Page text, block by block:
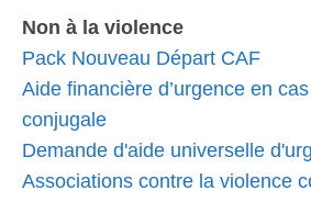
Non à la violence
Pack Nouveau Départ CAF
Aide financière d’urgence en
conjugale
Demande d'aide universelle
Associations contre la violence